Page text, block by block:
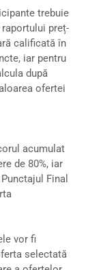
trebuie
preț-
calificată în
iar pentru
după
ofertei
acumulat
de 80%, iar
Final
vor fi
selectată